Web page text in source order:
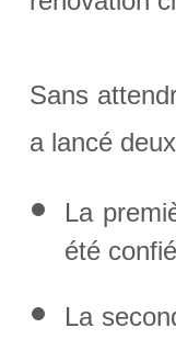
Sans
a lancé
La
été
La